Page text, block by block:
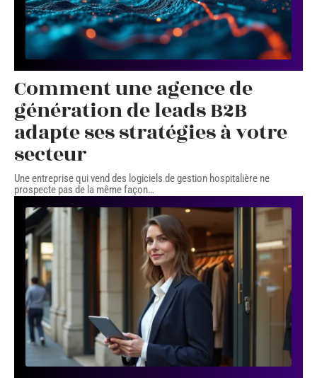
Comment une agence de
génération de leads B2B
adapte ses stratégies à votre
secteur
Une entreprise qui vend des logiciels de gestion hospitalière ne
prospecte pas de la même façon…